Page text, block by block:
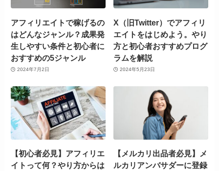
アフィリエイトで稼げるの
はどんなジャンル？成果発
生しやすい条件と初心者に
おすすめの5ジャンル
2024年7月2日
X（旧Twitter）でアフィリ
エイトをはじめよう。やり
方と初心者おすすめプログ
ラムを解説
2024年5月23日
【初心者必見】アフィリエ
イトって何？やり方からは
【メルカリ出品者必見】メ
ルカリアンバサダーに登録